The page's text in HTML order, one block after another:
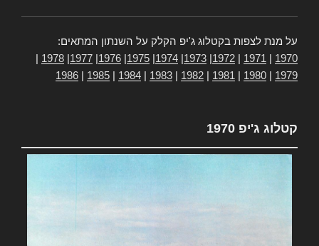
על מנת לצפות בקטלוג ג'יפ הקלק על השנתון המתאים:
1970
1971
1972
1973
1974
1975
1976
1977
1978
1979
1980
1981
1982
1983
1984
1985
1986
קטלוג ג'יפ 1970